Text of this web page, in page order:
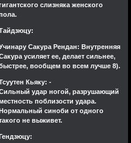
слизняка женского
Сакура Рендан: Внутренняя
усиляет ее, делает сильнее,
вообщем во всем лучше 8).
Кьяку: -
удар ногой, разрушающий
поблизости удара.
синоби от одного
не выживет.